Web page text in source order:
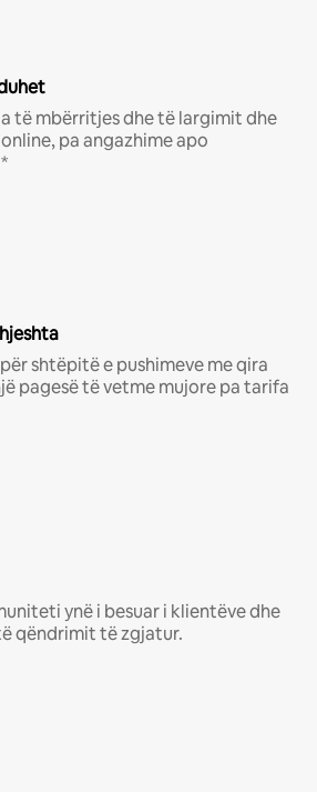
të mbërritjes dhe të largimit dhe
pa angazhime apo
shtëpitë e pushimeve me qira
pagesë të vetme mujore pa tarifa
ynë i besuar i klientëve dhe
qëndrimit të zgjatur.